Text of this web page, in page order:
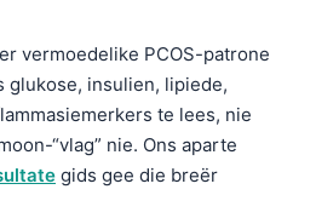
vermoedelike PCOS-patrone
glukose, insulien, lipiede,
te lees, nie
“vlag” nie. Ons aparte
gids gee die breër